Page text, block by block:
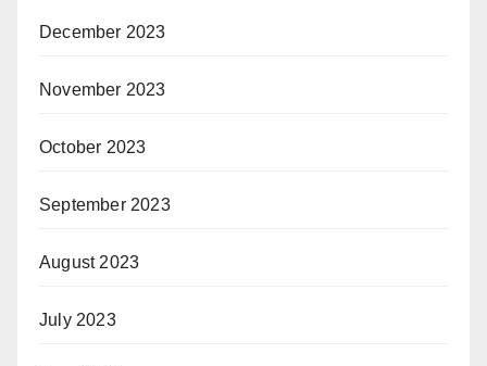
December 2023
November 2023
October 2023
September 2023
August 2023
July 2023